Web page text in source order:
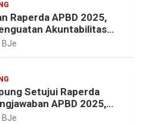
Raperda APBD 2025,
Akuntabilitas
Lampung
BJe
Setujui Raperda
APBD 2025,
Rekomendasi
BJe